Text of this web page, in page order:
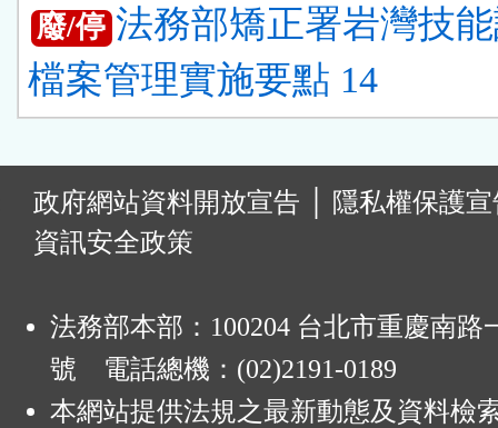
廢/停 法務部矯正署岩灣技
檔案管理實施要點 14
政府網站資料開放宣告
隱私權保護
資訊安全政策
法務部本部：100204 台北市重慶南路
號 電話總機：(02)2191-0189
本網站提供法規之最新動態及資料檢